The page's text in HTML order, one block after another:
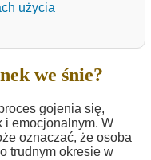
użycia
we śnie?
gojenia się,
i emocjonalnym. W
oznaczać, że osoba
trudnym okresie w